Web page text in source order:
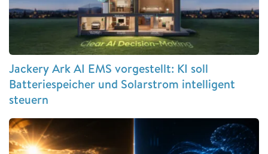
Jackery Ark AI EMS vorgestellt: KI soll
Batteriespeicher und Solarstrom intelligent
steuern